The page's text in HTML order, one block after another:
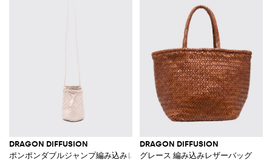
DRAGON DIFFUSION
ポンポンダブルジャンプ編み込みレザーバッグ
DRAGON DIFFUSION
グレース 編み込みレザーバッグ